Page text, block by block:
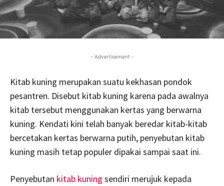
- Advertisement -
Kitab kuning merupakan suatu kekhasan pondok
pesantren. Disebut kitab kuning karena pada awalnya
kitab tersebut menggunakan kertas yang berwarna
kuning. Kendati kini telah banyak beredar kitab-kitab
bercetakan kertas berwarna putih, penyebutan kitab
kuning masih tetap populer dipakai sampai saat ini.
Penyebutan kitab kuning sendiri merujuk kepada